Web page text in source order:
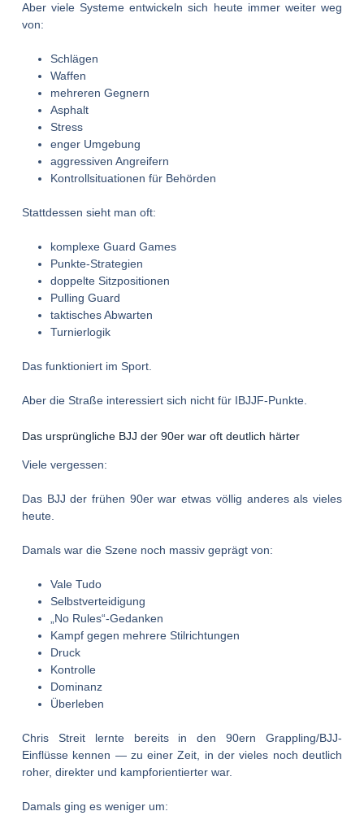
Aber viele Systeme entwickeln sich heute immer weiter weg
von:
Schlägen
Waffen
mehreren Gegnern
Asphalt
Stress
enger Umgebung
aggressiven Angreifern
Kontrollsituationen für Behörden
Stattdessen sieht man oft:
komplexe Guard Games
Punkte-Strategien
doppelte Sitzpositionen
Pulling Guard
taktisches Abwarten
Turnierlogik
Das funktioniert im Sport.
Aber die Straße interessiert sich nicht für IBJJF-Punkte.
Das ursprüngliche BJJ der 90er war oft deutlich härter
Viele vergessen:
Das BJJ der frühen 90er war etwas völlig anderes als vieles
heute.
Damals war die Szene noch massiv geprägt von:
Vale Tudo
Selbstverteidigung
„No Rules“-Gedanken
Kampf gegen mehrere Stilrichtungen
Druck
Kontrolle
Dominanz
Überleben
Chris Streit lernte bereits in den 90ern Grappling/BJJ-
Einflüsse kennen — zu einer Zeit, in der vieles noch deutlich
roher, direkter und kampforientierter war.
Damals ging es weniger um: